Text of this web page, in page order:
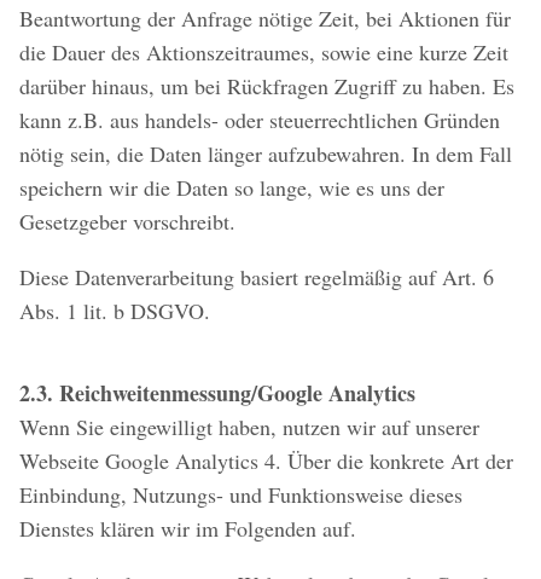
Beantwortung der Anfrage nötige Zeit, bei Aktionen für
die Dauer des Aktionszeitraumes, sowie eine kurze Zeit
darüber hinaus, um bei Rückfragen Zugriff zu haben. Es
kann z.B. aus handels- oder steuerrechtlichen Gründen
nötig sein, die Daten länger aufzubewahren. In dem Fall
speichern wir die Daten so lange, wie es uns der
Gesetzgeber vorschreibt.
Diese Datenverarbeitung basiert regelmäßig auf Art. 6
Abs. 1 lit. b DSGVO.
2.3. Reichweitenmessung/Google Analytics
Wenn Sie eingewilligt haben, nutzen wir auf unserer
Webseite Google Analytics 4. Über die konkrete Art der
Einbindung, Nutzungs- und Funktionsweise dieses
Dienstes klären wir im Folgenden auf.